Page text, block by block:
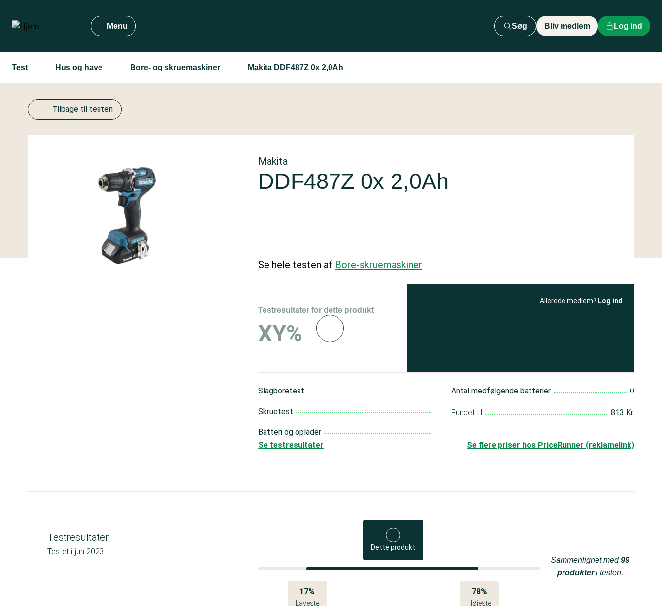
hovedindhold
Menu Søg Bliv medlem Log ind
Test Hus og have Bore- og skruemaskiner Makita DDF487Z 0x 2,0Ah
Tilbage til testen
Makita
DDF487Z 0x 2,0Ah
Se hele testen af Bore-skruemaskiner
Testresultater for dette produkt
XY%
Allerede medlem? Log ind
Slagboretest
Skruetest
Batteri og oplader
Antal medfølgende batterier 0
Fundet til 813 Kr.
Se flere priser hos PriceRunner (reklamelink)
Se testresultater
Testresultater
Testet i jun 2023 Dette produkt
17%
Laveste
78%
Højeste
Sammenlignet med99
produkteri testen.